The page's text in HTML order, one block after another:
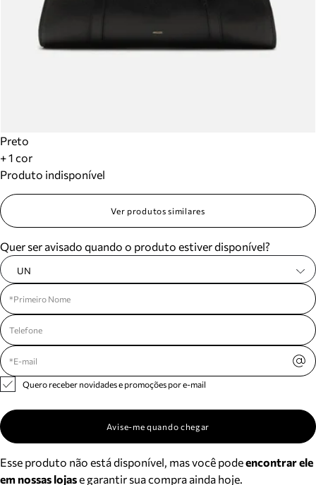
Preto
+ 1 cor
Produto indisponível
Ver produtos similares
Quer ser avisado quando o produto estiver disponível?
UN
Quero receber novidades e promoções por e-mail
Avise-me quando chegar
Esse produto não está disponível, mas você podeencontrar ele
em nossas lojase garantir sua compra ainda hoje.